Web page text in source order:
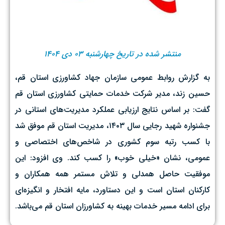
منتشر شده در تاریخ چهارشنبه ۰۳ دی ۱۴۰۴
به گزارش روابط عمومی سازمان جهاد کشاورزی استان قم،
حسین زند، مدیر شرکت خدمات حمایتی کشاورزی استان قم
گفت: بر اساس نتایج ارزیابی عملکرد مدیریت‌های استانی در
جشنواره شهید رجایی سال ۱۴۰۳، مدیریت استان قم موفق شد
با کسب رتبه سوم کشوری در شاخص‌های اختصاصی و
عمومی، نشان «خیلی خوب» را کسب کند. وی افزود: این
موفقیت حاصل همدلی و تلاش مستمر همه همکاران و
کارکنان استان است و این دستاورد، مایه افتخار و انگیزه‌ای
برای ادامه مسیر خدمات بهینه به کشاورزان استان قم می‌باشد.